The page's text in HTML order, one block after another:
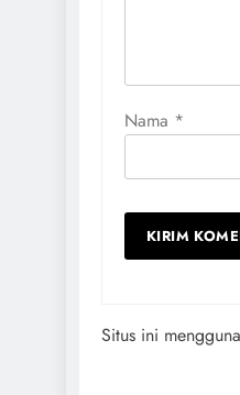
Nama *
Situs ini